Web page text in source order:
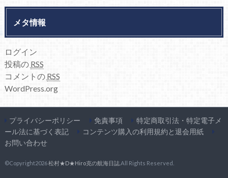
メタ情報
ログイン
投稿の RSS
コメントの RSS
WordPress.org
プライバシーポリシー 免責事項
特定商取引法・特定電子メ
ール法に基づく表記
コンテンツ購入の利用規約と退会用紙
お問い合わせ
©Copyright2026松村★D★Hiro克の航海日誌.All Rights Reserved.